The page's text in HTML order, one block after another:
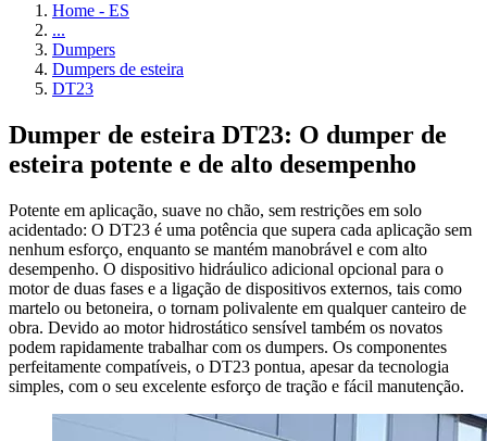
Home - ES
...
Dumpers
Dumpers de esteira
DT23
Dumper de esteira DT23: O dumper de
esteira potente e de alto desempenho
Potente em aplicação, suave no chão, sem restrições em solo
acidentado: O DT23 é uma potência que supera cada aplicação sem
nenhum esforço, enquanto se mantém manobrável e com alto
desempenho. O dispositivo hidráulico adicional opcional para o
motor de duas fases e a ligação de dispositivos externos, tais como
martelo ou betoneira, o tornam polivalente em qualquer canteiro de
obra. Devido ao motor hidrostático sensível também os novatos
podem rapidamente trabalhar com os dumpers. Os componentes
perfeitamente compatíveis, o DT23 pontua, apesar da tecnologia
simples, com o seu excelente esforço de tração e fácil manutenção.